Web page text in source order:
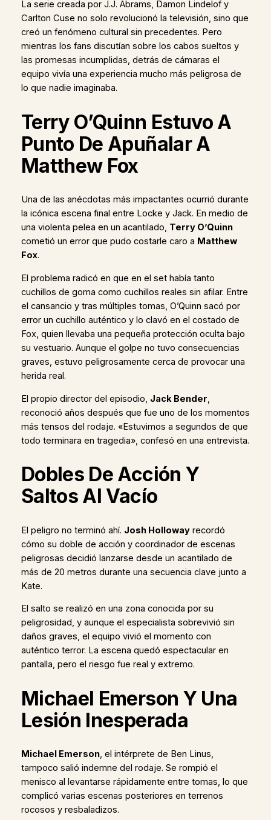
La serie creada por J.J. Abrams, Damon Lindelof y
Carlton Cuse no solo revolucionó la televisión, sino que
creó un fenómeno cultural sin precedentes. Pero
mientras los fans discutían sobre los cabos sueltos y
las promesas incumplidas, detrás de cámaras el
equipo vivía una experiencia mucho más peligrosa de
lo que nadie imaginaba.
Terry O’Quinn Estuvo A
Punto De Apuñalar A
Matthew Fox
Una de las anécdotas más impactantes ocurrió durante
la icónica escena final entre Locke y Jack. En medio de
una violenta pelea en un acantilado, Terry O’Quinn
cometió un error que pudo costarle caro a Matthew
Fox.
El problema radicó en que en el set había tanto
cuchillos de goma como cuchillos reales sin afilar. Entre
el cansancio y tras múltiples tomas, O’Quinn sacó por
error un cuchillo auténtico y lo clavó en el costado de
Fox, quien llevaba una pequeña protección oculta bajo
su vestuario. Aunque el golpe no tuvo consecuencias
graves, estuvo peligrosamente cerca de provocar una
herida real.
El propio director del episodio, Jack Bender
reconoció años después que fue uno de los momentos
más tensos del rodaje. «Estuvimos a segundos de que
todo terminara en tragedia», confesó en una entrevista.
Dobles De Acción Y
Saltos Al Vacío
El peligro no terminó ahí. Josh Hollowayrecordó
cómo su doble de acción y coordinador de escenas
peligrosas decidió lanzarse desde un acantilado de
más de 20 metros durante una secuencia clave junto a
Kate.
El salto se realizó en una zona conocida por su
peligrosidad, y aunque el especialista sobrevivió sin
daños graves, el equipo vivió el momento con
auténtico terror. La escena quedó espectacular en
pantalla, pero el riesgo fue real y extremo.
Michael Emerson Y Una
Lesión Inesperada
Michael Emerson, el intérprete de Ben Linus,
tampoco salió indemne del rodaje. Se rompió el
menisco al levantarse rápidamente entre tomas, lo que
complicó varias escenas posteriores en terrenos
rocosos y resbaladizos.